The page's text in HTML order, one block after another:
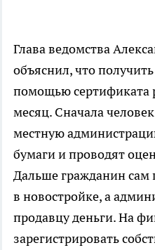
Глава ведомства
объяснил, что
помощью сертификата
месяц. Сначала
местную
бумаги и проводят
Дальше гражданин сам
в новостройке, а
продавцу деньги. На
зарегистрировать